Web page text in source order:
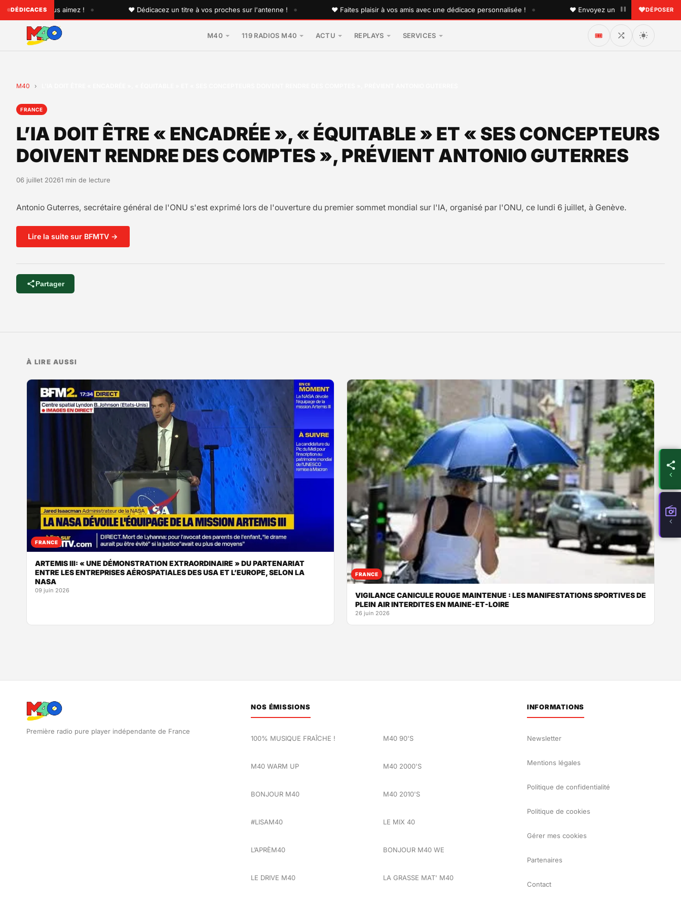
DÉDICACES
que vous aimez ! • ♥ Dédicacez un titre à vos proches sur l'antenne ! • ♥ Faites plaisir à vos amis avec une dédicace personnalisée ! • ♥ Envoyez une dédicace à quelqu'un
DÉPOSER
M40 119 RADIOS M40 ACTU REPLAYS SERVICES 🎟️
M40 ›
FRANCE
L’IA DOIT ÊTRE « ENCADRÉE », « ÉQUITABLE » ET « SES CONCEPTEURS
DOIVENT RENDRE DES COMPTES », PRÉVIENT ANTONIO GUTERRES
06 juillet 20261 min de lecture
Antonio Guterres, secrétaire général de l'ONU s'est exprimé lors de l'ouverture du premier sommet mondial sur l'IA, organisé par l'ONU, ce lundi 6 juillet, à Genève.
Lire la suite sur BFMTV →
Partager
À LIRE AUSSI
FRANCE
ARTEMIS III: « UNE DÉMONSTRATION EXTRAORDINAIRE » DU PARTENARIAT
ENTRE LES ENTREPRISES AÉROSPATIALES DES USA ET L’EUROPE, SELON LA
NASA
09 juin 2026
FRANCE
VIGILANCE CANICULE ROUGE MAINTENUE : LES MANIFESTATIONS SPORTIVES DE
PLEIN AIR INTERDITES EN MAINE-ET-LOIRE
26 juin 2026
Première radio pure player indépendante de France
NOS ÉMISSIONS
100% MUSIQUE FRAÎCHE !
M40 WARM UP
BONJOUR M40
#LISAM40
L’APRÈM40
LE DRIVE M40
M40 90'S
M40 2000'S
M40 2010'S
LE MIX 40
BONJOUR M40 WE
LA GRASSE MAT' M40
INFORMATIONS
Newsletter
Mentions légales
Politique de confidentialité
Politique de cookies
Gérer mes cookies
Partenaires
Contact